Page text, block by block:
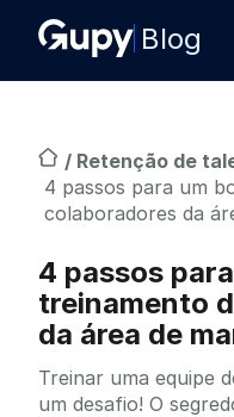
Blog
/ Retenção de
4 passos para um
colaboradores da
4 passos
treinamento
da área de
Treinar uma equipe
um desafio! O